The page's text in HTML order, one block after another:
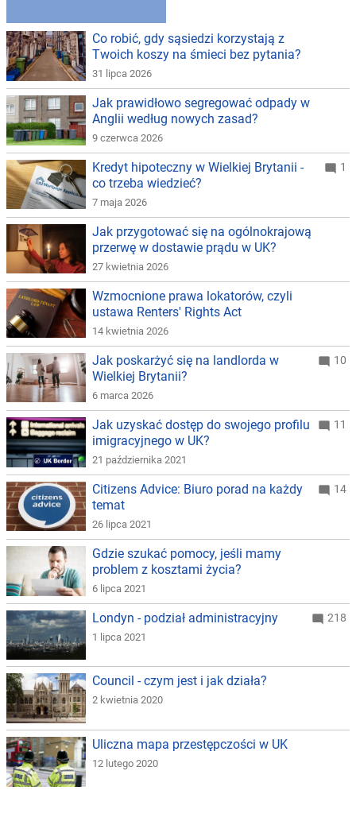
Co robić, gdy sąsiedzi korzystają z
Twoich koszy na śmieci bez pytania?
31 lipca 2026
Jak prawidłowo segregować odpady w
Anglii według nowych zasad?
9 czerwca 2026
Kredyt hipoteczny w Wielkiej Brytanii -
co trzeba wiedzieć?
7 maja 2026
1
Jak przygotować się na ogólnokrajową
przerwę w dostawie prądu w UK?
27 kwietnia 2026
Wzmocnione prawa lokatorów, czyli
ustawa Renters' Rights Act
14 kwietnia 2026
Jak poskarżyć się na landlorda w
Wielkiej Brytanii?
6 marca 2026
10
Jak uzyskać dostęp do swojego profilu
imigracyjnego w UK?
21 października 2021
11
Citizens Advice: Biuro porad na każdy
temat
26 lipca 2021
14
Gdzie szukać pomocy, jeśli mamy
problem z kosztami życia?
6 lipca 2021
Londyn - podział administracyjny
1 lipca 2021
218
Council - czym jest i jak działa?
2 kwietnia 2020
Uliczna mapa przestępczości w UK
12 lutego 2020